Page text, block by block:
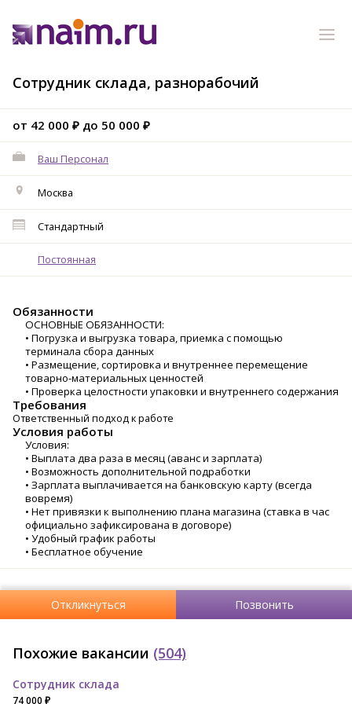
Сотрудник склада, разнорабочий
от 42 000 ₽ до 50 000 ₽
Ваш Персонал
Москва
Стандартный
Постоянная
Обязанности
ОСНОВНЫЕ ОБЯЗАННОСТИ:
• Погрузка и выгрузка товара, приемка с помощью
терминала сбора данных
• Размещение, сортировка и внутреннее перемещение
товарно-материальных ценностей
• Проверка целостности упаковки и внутреннего содержания
Требования
Ответственный подход к работе
Условия работы
Условия:
• Выплата два раза в месяц (аванс и зарплата)
• Возможность дополнительной подработки
• Зарплата выплачивается на банковскую карту (всегда
вовремя)
• Нет привязки к выполнению плана магазина (ставка в час
официально зафиксирована в договоре)
• Удобный график работы
• Бесплатное обучение
Откликнуться Позвонить
Похожие вакансии (504)
Сотрудник склада
74 000 ₽